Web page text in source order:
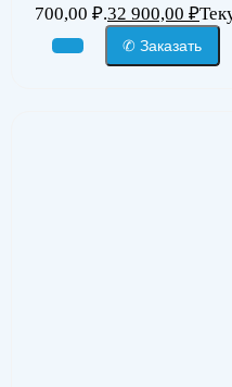
700,00 ₽.32 900,00 ₽
✆ Заказать